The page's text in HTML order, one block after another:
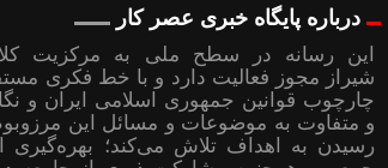
درباره پایگاه خبری عصر کار
این رسانه در سطح ملی به مرکزیت
شیراز مجوز فعالیت دارد و با خط فکری
چارچوب قوانین جمهوری اسلامی ایران و
و متفاوت به موضوعات ‌و مسائل این
رسیدن به اهداف تلاش می‌کند؛ بهره‌گیری